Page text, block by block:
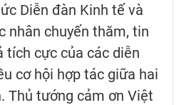
Diễn đàn Kinh tế và
nhân chuyến thăm, tin
tích cực của các diễn
cơ hội hợp tác giữa hai
Thủ tướng cảm ơn Việt